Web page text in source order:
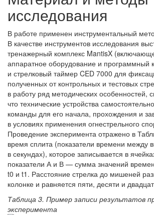
исследования
В работе применен инструментальный
В качестве инструментов исследования
тренажерный комплекс MantisX
аппаратное оборудование и программный
и стрелковый таймер CED 7000 для
полученных от контрольных и тестовых
в работу ряд методических особенностей,
что технические устройства
команды для его начала, прохождения и
в условиях применения огнестрельного
Проведение эксперимента отражено в
время сплита (показатели времени между
в секундах), которое записывается в
показатели А и В — сумма значений
t0 и t1. Расстояние стрелка до мишеней
колонке и равняется пяти, десяти и
Таблица 3. Пример записи результатов
эксперимента